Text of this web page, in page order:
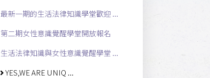
最新一期的生活法律知識學堂歡迎 ...
第二期女性意識覺醒學堂開放報名
生活法律知識與女性意識覺醒學堂 ...
YES,WE ARE UNIQ ...